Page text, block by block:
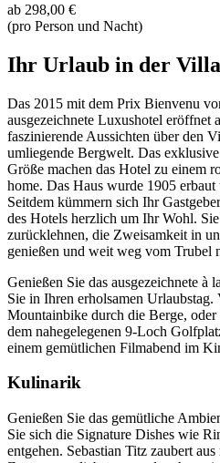
ab 298,00 €
(pro Person und Nacht)
Ihr Urlaub in der
Das 2015 mit dem Prix Bienvenu
ausgezeichnete Luxushotel eröffnet
faszinierende Aussichten über den
umliegende Bergwelt. Das
Größe machen das Hotel zu einem
home. Das Haus wurde 1905
Seitdem kümmern sich Ihr
des Hotels herzlich um Ihr Wohl.
zurücklehnen, die Zweisamkeit in
genießen und weit weg vom Trubel
Genießen Sie das ausgezeichnete à
Sie in Ihren erholsamen
Mountainbike durch die Berge,
dem nahegelegenen 9-Loch
einem gemütlichen Filmabend im
Kulinarik
Genießen Sie das gemütliche
Sie sich die Signature Dishes wie
entgehen. Sebastian Titz zaubert